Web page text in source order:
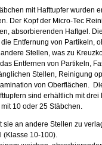
mit Hafttupfer wurden
Der Kopf der Micro-Tec
absorbierenden Haftgel.
Entfernung von Partikeln,
Stellen, was zu
Entfernen von Partikeln,
Stellen, Reinigung
von Oberflächen.
sind erhältlich mit
10 oder 25 Stäbchen.
sie an andere Stellen zu
(Klasse 10-100).